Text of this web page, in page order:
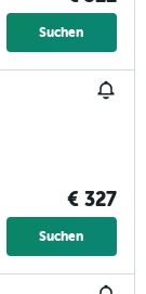
Suchen
€ 327
Suchen